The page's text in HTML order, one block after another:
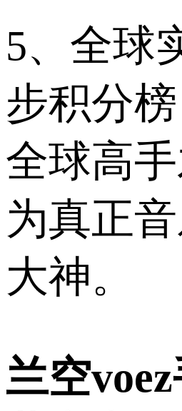
5、全球
步积分
全球高
为真正
大神。
兰空